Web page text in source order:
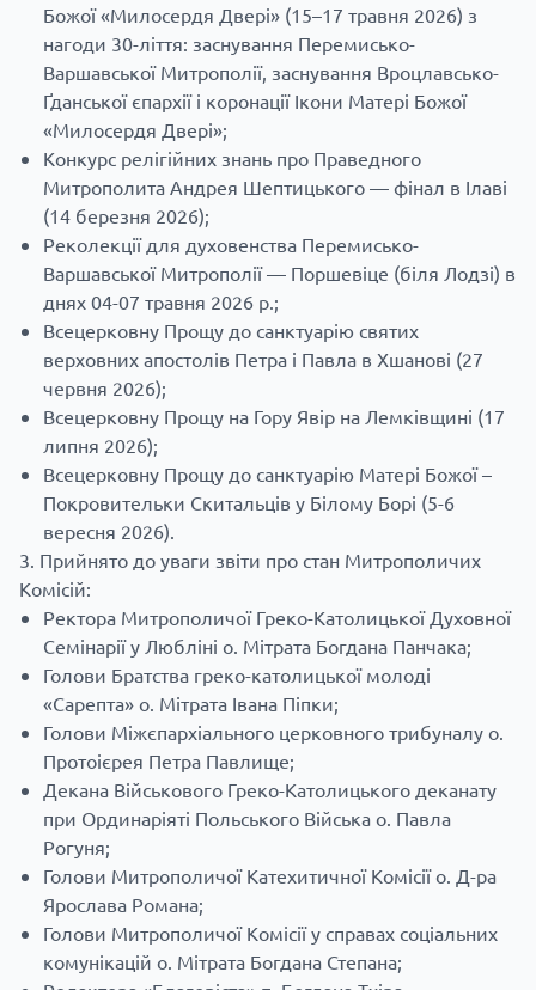
Божої «Милосердя Двері» (15–17 травня 2026) з
нагоди 30-ліття: заснування Перемисько-
Варшавської Митрополії, заснування Вроцлавсько-
Ґданської єпархії і коронації Ікони Матері Божої
«Милосердя Двері»;
Конкурс релігійних знань про Праведного
Митрополита Андрея Шептицького — фінал в Ілаві
(14 березня 2026);
Реколекції для духовенства Перемисько-
Варшавської Митрополії — Поршевіце (біля Лодзі) в
днях 04-07 травня 2026 р.;
Всецерковну Прощу до санктуарію святих
верховних апостолів Петра і Павла в Хшанові (27
червня 2026);
Всецерковну Прощу на Гору Явір на Лемківщині (17
липня 2026);
Всецерковну Прощу до санктуарію Матері Божої –
Покровительки Скитальців у Білому Борі (5-6
вересня 2026).
Прийнято до уваги звіти про стан Митрополичих
Комісій:
Ректора Митрополичої Греко-Католицької Духовної
Семінарії у Любліні о. Мітрата Богдана Панчака;
Голови Братства греко-католицької молоді
«Сарепта» о. Мітрата Івана Піпки;
Голови Міжєпархіального церковного трибуналу о.
Протоієрея Петра Павлище;
Декана Військового Греко-Католицького деканату
при Ординаріяті Польського Війська о. Павла
Рогуня;
Голови Митрополичої Катехитичної Комісії о. Д-ра
Ярослава Романа;
Голови Митрополичої Комісії у справах соціальних
комунікацій о. Мітрата Богдана Степана;